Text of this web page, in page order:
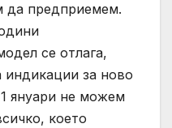
да предприемем.
се отлага,
за ново
януари не можем
което